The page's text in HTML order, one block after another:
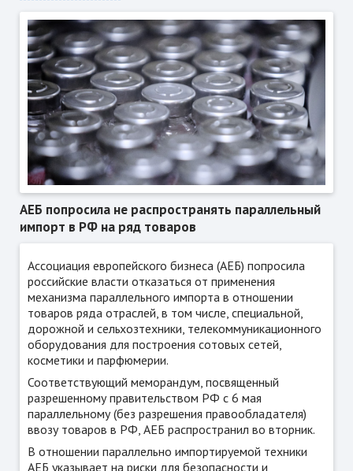
АЕБ попросила не распространять параллельный
импорт в РФ на ряд товаров
Ассоциация европейского бизнеса (АЕБ) попросила
российские власти отказаться от применения
механизма параллельного импорта в отношении
товаров ряда отраслей, в том числе, специальной,
дорожной и сельхозтехники, телекоммуникационного
оборудования для построения сотовых сетей,
косметики и парфюмерии.
Соответствующий меморандум, посвященный
разрешенному правительством РФ с 6 мая
параллельному (без разрешения правообладателя)
ввозу товаров в РФ, АЕБ распространил во вторник.
В отношении параллельно импортируемой техники
АЕБ указывает на риски для безопасности и